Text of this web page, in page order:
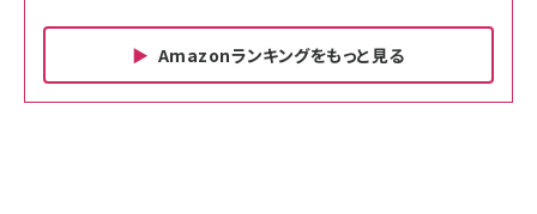
Amazonランキングをもっと見る